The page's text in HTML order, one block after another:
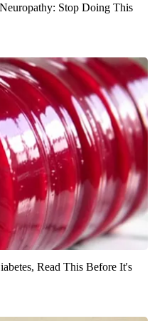
Stop Doing This
Read This Before It's